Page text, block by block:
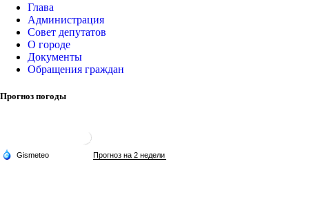
Глава
Администрация
Совет депутатов
О городе
Документы
Обращения граждан
Прогноз погоды